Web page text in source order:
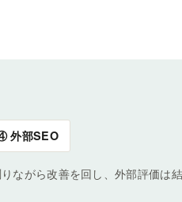
外部SEO
ながら改善を回し、外部評価は